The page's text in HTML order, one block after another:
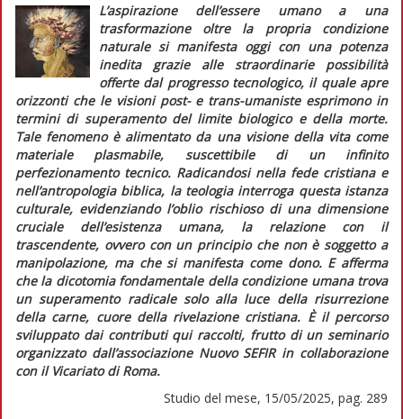
L’aspirazione dell’essere umano a una
trasformazione oltre la propria condizione
naturale si manifesta oggi con una potenza
inedita grazie alle straordinarie possibilità
offerte dal progresso tecnologico, il quale apre
orizzonti che le visioni post- e trans-umaniste esprimono in
termini di superamento del limite biologico e della morte.
Tale fenomeno è alimentato da una visione della vita come
materiale plasmabile, suscettibile di un infinito
perfezionamento tecnico. Radicandosi nella fede cristiana e
nell’antropologia biblica, la teologia interroga questa istanza
culturale, evidenziando l’oblio rischioso di una dimensione
cruciale dell’esistenza umana, la relazione con il
trascendente, ovvero con un principio che non è soggetto a
manipolazione, ma che si manifesta come dono. E afferma
che la dicotomia fondamentale della condizione umana trova
un superamento radicale solo alla luce della risurrezione
della carne, cuore della rivelazione cristiana. È il percorso
sviluppato dai contributi qui raccolti, frutto di un seminario
organizzato dall’associazione Nuovo SEFIR in collaborazione
con il Vicariato di Roma.
Studio del mese, 15/05/2025, pag. 289